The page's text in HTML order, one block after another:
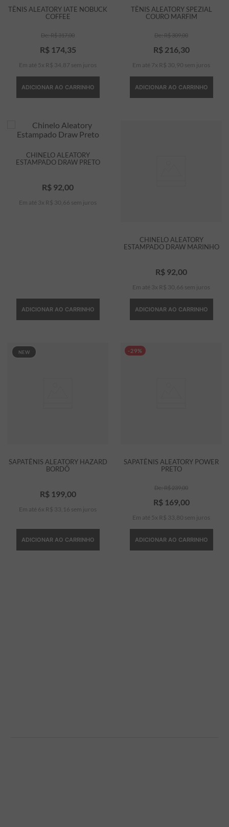
TÊNIS ALEATORY IATE NOBUCK
COFFEE
R$317,00
R$ 174, 35
Em até 5 x R$ 34 87 sem juros
ADICIONAR AO CARRINHO
TÊNIS ALEATORY SPEZIAL
COURO MARFIM
R$309,00
R$ 216, 30
Em até 7 x R$ 30 90 sem juros
ADICIONAR AO CARRINHO
CHINELO ALEATORY
ESTAMPADO DRAW PRETO
R$ 92 00
Em até 3 x R$ 30 66 sem juros
ADICIONAR AO CARRINHO
CHINELO ALEATORY
ESTAMPADO DRAW MARINHO
R$ 92 00
Em até 3 x R$ 30 66 sem juros
ADICIONAR AO CARRINHO
NEW
SAPATÊNIS ALEATORY HAZARD
BORDÔ
R$ 199, 00
Em até 6 x R$ 33 16 sem juros
ADICIONAR AO CARRINHO
-29%
SAPATÊNIS ALEATORY POWER
PRETO
R$239,00
R$ 169, 00
Em até 5 x R$ 33 80 sem juros
ADICIONAR AO CARRINHO